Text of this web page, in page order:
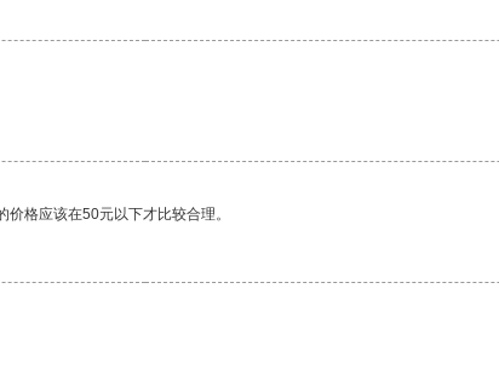
格应该在50元以下才比较合理。